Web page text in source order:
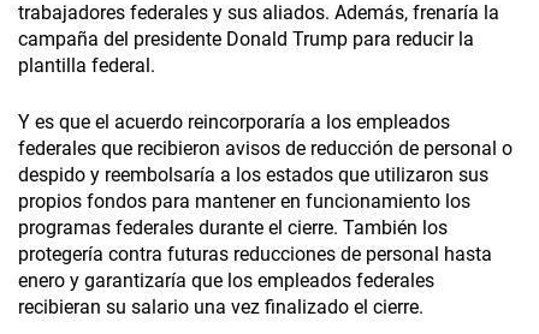
trabajadores federales y sus aliados. Además, frenaría la
campaña del presidente Donald Trump para reducir la
plantilla federal.
Y es que el acuerdo reincorporaría a los empleados
federales que recibieron avisos de reducción de personal o
despido y reembolsaría a los estados que utilizaron sus
propios fondos para mantener en funcionamiento los
programas federales durante el cierre. También los
protegería contra futuras reducciones de personal hasta
enero y garantizaría que los empleados federales
recibieran su salario una vez finalizado el cierre.